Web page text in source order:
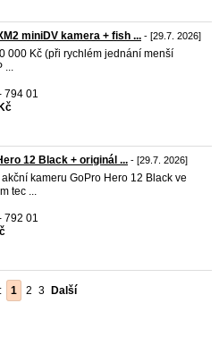
miniDV kamera + fish ... - [29.7. 2026]
000 Kč (při rychlém jednání menší
...
794 01
12 Black + originál ... - [29.7. 2026]
akční kameru GoPro Hero 12 Black ve
tec ...
792 01
1 2 3 Další